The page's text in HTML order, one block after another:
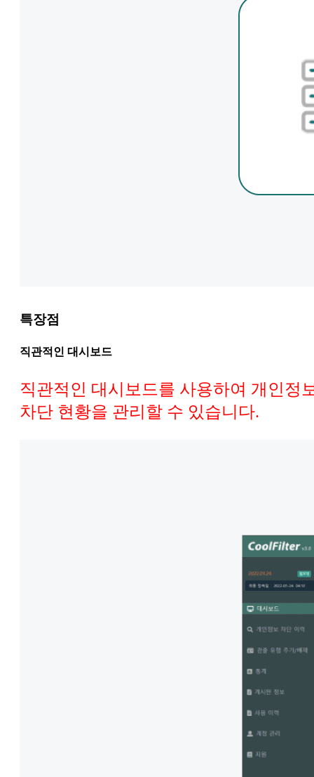
특장점
직관적인 대시보드
직관적인 대시보드를 사용하여 개인정
차단 현황을 관리할 수 있습니다.